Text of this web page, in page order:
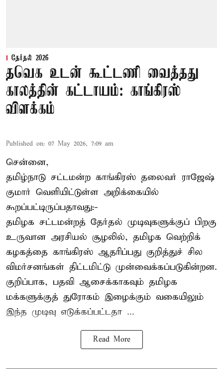
தேர்தல் 2026
தவெக உடன் கூட்டணி வைத்தது
காலத்தின் கட்டாயம்: காங்கிரஸ்
விளக்கம்
Published on: 07 May 2026, 7:09 am
சென்னை,
தமிழ்நாடு சட்டமன்ற காங்கிரஸ் தலைவர் ராஜேஷ்
குமார் வெளியிட்டுள்ள அறிக்கையில்
கூறப்பட்டிருப்பதாவது:-
தமிழக சட்டமன்றத் தேர்தல் முடிவுகளுக்குப் பிறகு
உருவான அரசியல் சூழலில், தமிழக வெற்றிக்
கழகத்தை காங்கிரஸ் ஆதரிப்பது குறித்துச் சில
விமர்சனங்கள் திட்டமிட்டு முன்வைக்கப்படுகின்றன.
குறிப்பாக, பதவி ஆசைக்காகவும் தமிழக
மக்களுக்குத் துரோகம் இழைக்கும் வகையிலும்
இந்த முடிவு எடுக்கப்பட்டதா ...
Read More